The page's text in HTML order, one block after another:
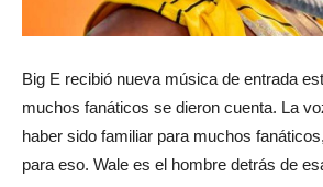
Big E recibió nueva música de entrada
muchos fanáticos se dieron cuenta. La
haber sido familiar para muchos
para eso. Wale es el hombre detrás de